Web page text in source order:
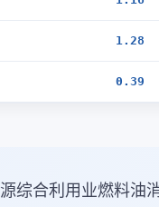
1.28
0.39
综合利用业燃料油